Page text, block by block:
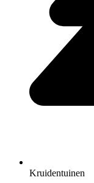
Kruidentuinen